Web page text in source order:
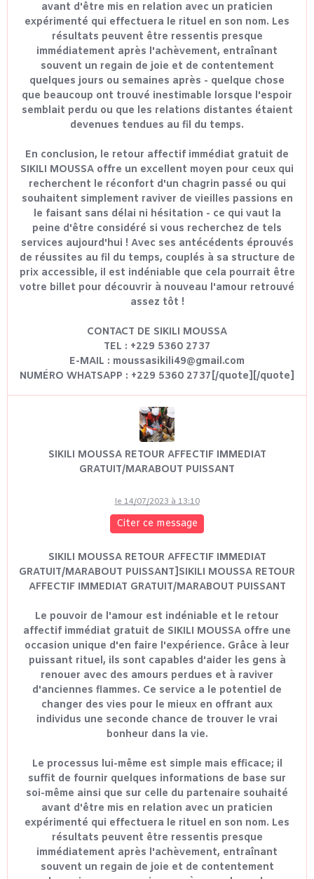
avant d'être mis en relation avec un praticien
expérimenté qui effectuera le rituel en son nom. Les
résultats peuvent être ressentis presque
immédiatement après l'achèvement, entraînant
souvent un regain de joie et de contentement
quelques jours ou semaines après - quelque chose
que beaucoup ont trouvé inestimable lorsque l'espoir
semblait perdu ou que les relations distantes étaient
devenues tendues au fil du temps.
En conclusion, le retour affectif immédiat gratuit de
SIKILI MOUSSA offre un excellent moyen pour ceux qui
recherchent le réconfort d'un chagrin passé ou qui
souhaitent simplement raviver de vieilles passions en
le faisant sans délai ni hésitation - ce qui vaut la
peine d'être considéré si vous recherchez de tels
services aujourd'hui ! Avec ses antécédents éprouvés
de réussites au fil du temps, couplés à sa structure de
prix accessible, il est indéniable que cela pourrait être
votre billet pour découvrir à nouveau l'amour retrouvé
assez tôt !
CONTACT DE SIKILI MOUSSA
TEL : +229 5360 2737
E-MAIL : moussasikili49@gmail.com
NUMÉRO WHATSAPP : +229 5360 2737[/quote][/quote]
SIKILI MOUSSA RETOUR AFFECTIF IMMEDIAT
GRATUIT/MARABOUT PUISSANT
le 14/07/2023 à 13:10
Citer ce message
SIKILI MOUSSA RETOUR AFFECTIF IMMEDIAT
GRATUIT/MARABOUT PUISSANT]SIKILI MOUSSA RETOUR
AFFECTIF IMMEDIAT GRATUIT/MARABOUT PUISSANT
Le pouvoir de l'amour est indéniable et le retour
affectif immédiat gratuit de SIKILI MOUSSA offre une
occasion unique d'en faire l'expérience. Grâce à leur
puissant rituel, ils sont capables d'aider les gens à
renouer avec des amours perdues et à raviver
d'anciennes flammes. Ce service a le potentiel de
changer des vies pour le mieux en offrant aux
individus une seconde chance de trouver le vrai
bonheur dans la vie.
Le processus lui-même est simple mais efficace; il
suffit de fournir quelques informations de base sur
soi-même ainsi que sur celle du partenaire souhaité
avant d'être mis en relation avec un praticien
expérimenté qui effectuera le rituel en son nom. Les
résultats peuvent être ressentis presque
immédiatement après l'achèvement, entraînant
souvent un regain de joie et de contentement